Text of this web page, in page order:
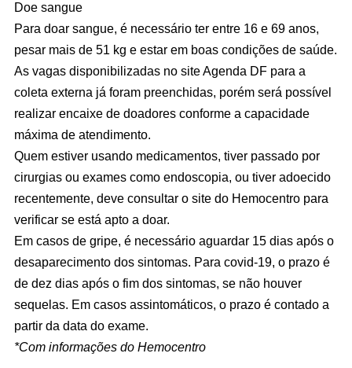
Doe sangue
Para doar sangue, é necessário ter entre 16 e 69 anos,
pesar mais de 51 kg e estar em boas condições de saúde.
As vagas disponibilizadas no site Agenda DF para a
coleta externa já foram preenchidas, porém será possível
realizar encaixe de doadores conforme a capacidade
máxima de atendimento.
Quem estiver usando medicamentos, tiver passado por
cirurgias ou exames como endoscopia, ou tiver adoecido
recentemente, deve consultar o site do Hemocentro para
verificar se está apto a doar.
Em casos de gripe, é necessário aguardar 15 dias após o
desaparecimento dos sintomas. Para covid-19, o prazo é
de dez dias após o fim dos sintomas, se não houver
sequelas. Em casos assintomáticos, o prazo é contado a
partir da data do exame.
*Com informações do Hemocentro